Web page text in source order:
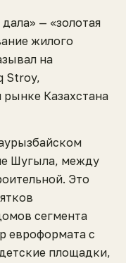
— «золотая
жилого
на
Stroy,
Казахстана
Шугыла, между
Это
сегмента
евроформата с
площадки,